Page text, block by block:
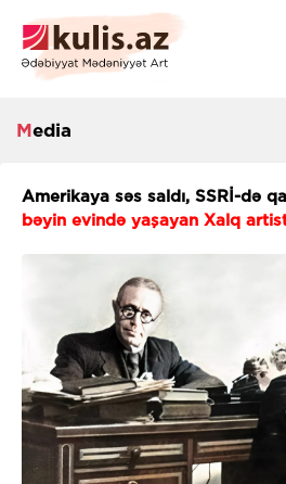
Media
Amerikaya səs saldı, SSRİ-də
bəyin evində yaşayan Xalq